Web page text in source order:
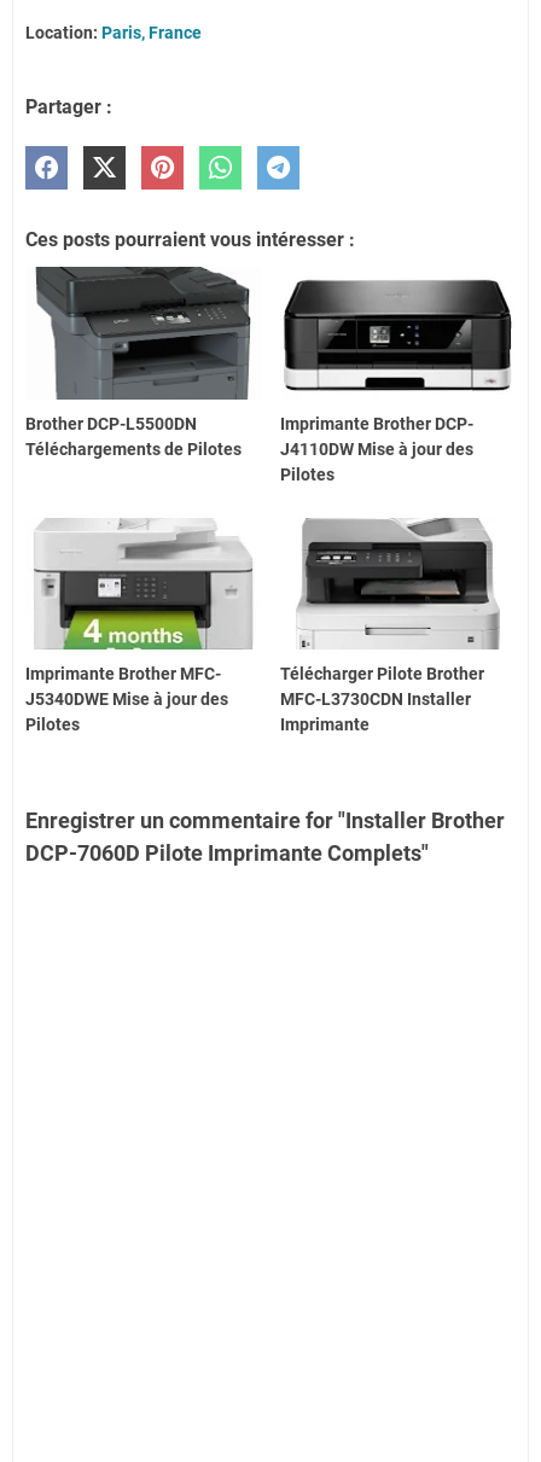
Location: Paris, France
Partager :
Ces posts pourraient vous intéresser :
Brother DCP-L5500DN
Téléchargements de Pilotes
Imprimante Brother DCP-
J4110DW Mise à jour des
Pilotes
Imprimante Brother MFC-
J5340DWE Mise à jour des
Pilotes
Télécharger Pilote Brother
MFC-L3730CDN Installer
Imprimante
Enregistrer un commentaire for "Installer Brother
DCP-7060D Pilote Imprimante Complets"